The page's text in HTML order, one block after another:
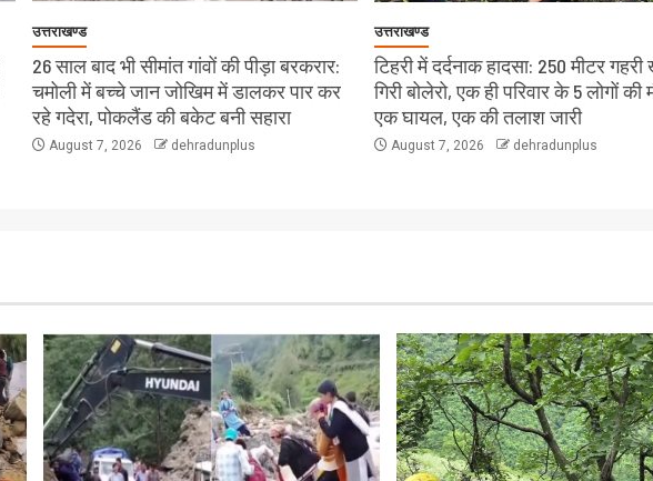
उत्तराखण्ड
26 साल बाद भी सीमांत गांवों की पीड़ा बरकरार:
चमोली में बच्चे जान जोखिम में डालकर पार कर
रहे गदेरा, पोकलैंड की बकेट बनी सहारा
August 7, 2026 dehradunplus
उत्तराखण्ड
टिहरी में दर्दनाक हादसा: 250 मीटर गहरी
गिरी बोलेरो, एक ही परिवार के 5 लोगों की
एक घायल, एक की तलाश जारी
August 7, 2026 dehradunplus